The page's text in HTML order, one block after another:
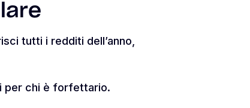
tutti i redditi dell’anno,
per chi è forfettario.